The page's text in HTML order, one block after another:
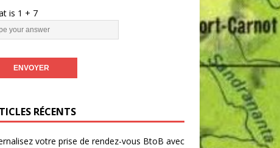
is 1 + 7
RÉCENTS
votre prise de rendez-vous BtoB avec